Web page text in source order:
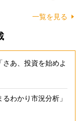
一覧を見る
さあ、投資を始めよ
わかり市況分析」